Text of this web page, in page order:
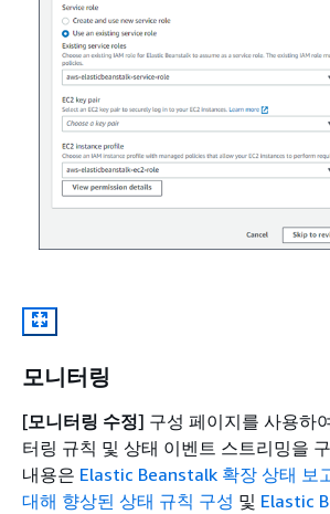
모니터링
[모니터링 수정] 구성 페이지를 사용하
터링 규칙 및 상태 이벤트 스트리밍을
내용은 Elastic Beanstalk 확장 상태 보
대해 향상된 상태 규칙 구성 및 Elastic